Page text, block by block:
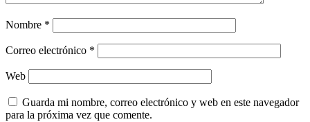
Nombre *
Correo electrónico *
Web
Guarda mi nombre, correo electrónico y web en este navegador
para la próxima vez que comente.